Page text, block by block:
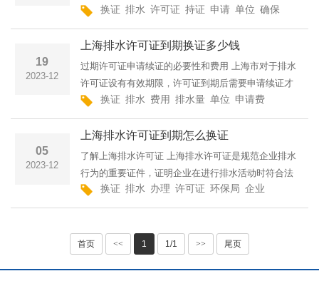
符合环境要求。在上海市，排水许可证的有效期为五
年。一旦许可证到期，持证单位就需要办理换证手
续，以确保
换证 排水 许可证 持证 申请 单位 确保
19
2023-12
上海排水许可证到期换证多少钱
过期许可证申请续证的必要性和费用 上海市对于排水
许可证设有有效期限，许可证到期后需要申请续证才
能继续合法排水。换证的目的在于确保企业或个人在
排水活动过程中能够达到环境保护的要求。换证的费
用包括申请
换证 排水 费用 排水量 单位 申请费
05
2023-12
上海排水许可证到期怎么换证
了解上海排水许可证 上海排水许可证是规范企业排水
行为的重要证件，证明企业在进行排水活动时符合法
律法规和环保要求。排水许可证的有效期一般为三
年，若证件到期，企业需要及时办理换证手续。 办理
换证 排水 办理 许可证 环保局 企业
首页 << 1 1/1 >> 尾页